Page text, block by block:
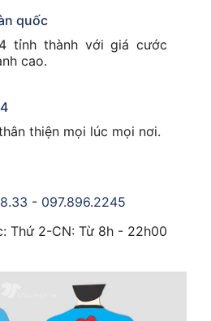
quốc
tỉnh thành với giá cước
cao.
thiện mọi lúc mọi nơi.
- 097.896.2245
Thứ 2-CN: Từ 8h - 22h00